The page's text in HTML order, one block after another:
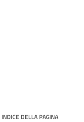
INDICE DELLA PAGINA